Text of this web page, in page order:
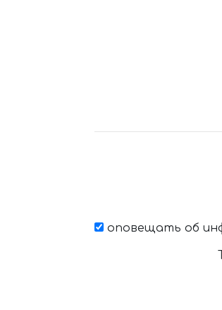
оповещать об